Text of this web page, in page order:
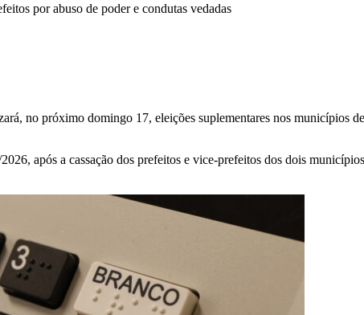
por abuso de poder e condutas vedadas
no próximo domingo 17, eleições suplementares nos municípios
após a cassação dos prefeitos e vice-prefeitos dos dois